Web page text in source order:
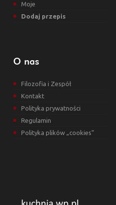
Moje
Dodaj przepis
O nas
Filozofia i Zespół
Kontakt
Polityka prywatności
Regulamin
Polityka plików „cookies”